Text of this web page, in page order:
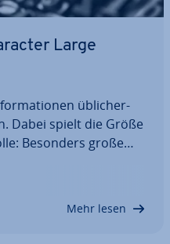
Large
üb­li­cher­
Dabei spielt die Größe
Besonders große
Mehr lesen